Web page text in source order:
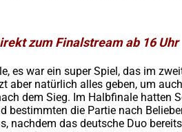
zum Finalstream ab 16 Uhr
es war ein super Spiel, das im
aber natürlich alles geben, um
dem Sieg. Im Halbfinale hatten
bestimmten die Partie nach
nachdem das deutsche Duo